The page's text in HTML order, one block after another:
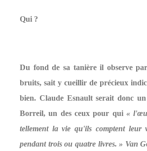
Qui ?
Du fond de sa tanière il observe
bruits, sait y cueillir de précieux
bien. Claude Esnault serait donc
Borreil, un des ceux pour qui«
tellement la vie qu'ils comptent
pendant trois ou quatre livres. » Van